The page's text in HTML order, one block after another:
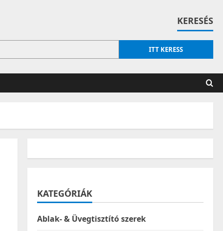
KERESÉS
ITT KERESS
KATEGÓRIÁK
Ablak- & Üvegtisztító szerek